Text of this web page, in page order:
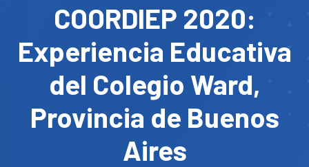
COORDIEP 2020:
Experiencia Educativa
del Colegio Ward,
Provincia de Buenos
Aires